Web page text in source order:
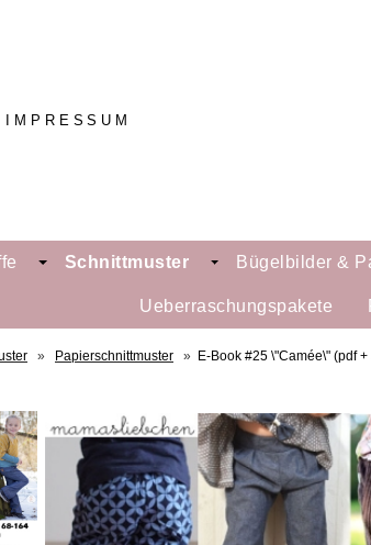
IMPRESSUM
Schnittmuster Bügelbilder &
Ueberraschungspakete
» Papierschnittmuster » E-Book #25 \"Camée\" (pdf